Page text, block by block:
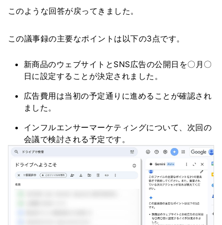
このような回答が戻ってきました。
この議事録の主要なポイントは以下の3点です。
新商品のウェブサイトとSNS広告の公開日を〇月〇
日に設定することが決定されました。
広告費用は当初の予定通りに進めることが確認され
ました。
インフルエンサーマーケティングについて、次回の
会議で検討される予定です。